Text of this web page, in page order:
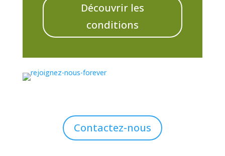
Découvrir les
conditions
Contactez-nous